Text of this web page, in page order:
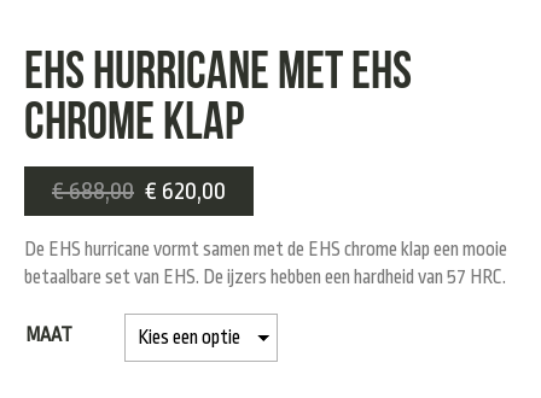
EHS HURRICANE MET EHS
CHROME KLAP
€688,00 € 620,00
De EHS hurricane vormt samen met de EHS chrome klap een mooie
betaalbare set van EHS. De ijzers hebben een hardheid van 57 HRC.
MAAT